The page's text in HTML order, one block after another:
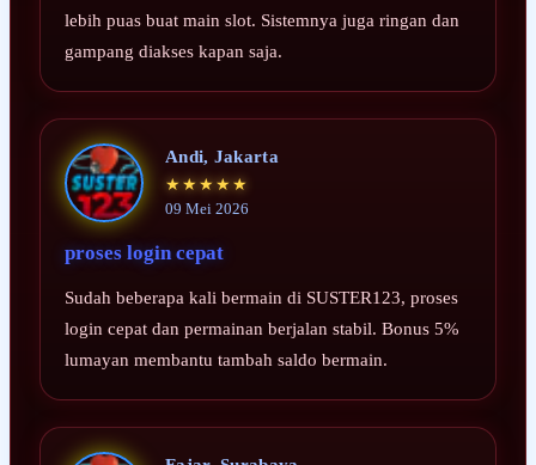
lebih puas buat main slot. Sistemnya juga ringan dan
gampang diakses kapan saja.
Andi, Jakarta
★★★★★
09 Mei 2026
proses login cepat
Sudah beberapa kali bermain di SUSTER123, proses
login cepat dan permainan berjalan stabil. Bonus 5%
lumayan membantu tambah saldo bermain.